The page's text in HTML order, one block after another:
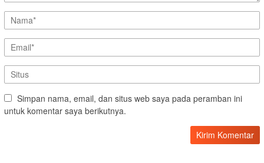
Simpan nama, email, dan situs web saya pada peramban ini
untuk komentar saya berikutnya.